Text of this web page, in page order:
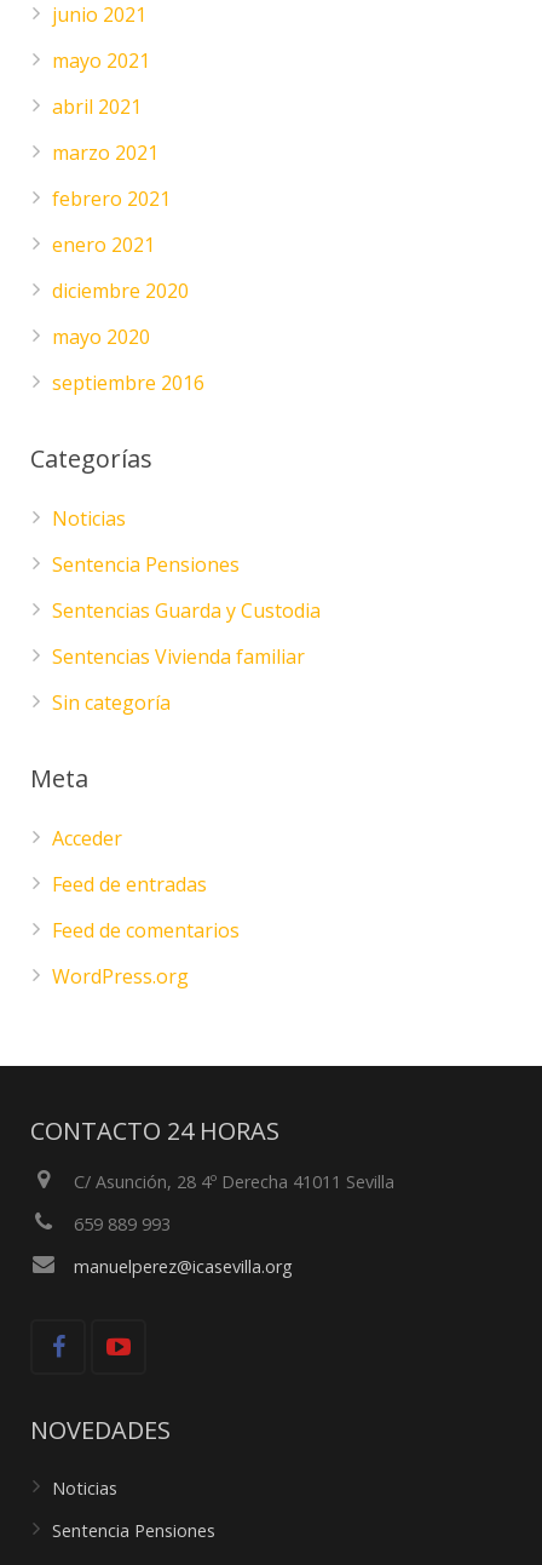
junio 2021
mayo 2021
abril 2021
marzo 2021
febrero 2021
enero 2021
diciembre 2020
mayo 2020
septiembre 2016
Categorías
Noticias
Sentencia Pensiones
Sentencias Guarda y Custodia
Sentencias Vivienda familiar
Sin categoría
Meta
Acceder
Feed de entradas
Feed de comentarios
WordPress.org
CONTACTO 24 HORAS
C/ Asunción, 28 4º Derecha 41011 Sevilla
659 889 993
manuelperez@icasevilla.org
NOVEDADES
Noticias
Sentencia Pensiones